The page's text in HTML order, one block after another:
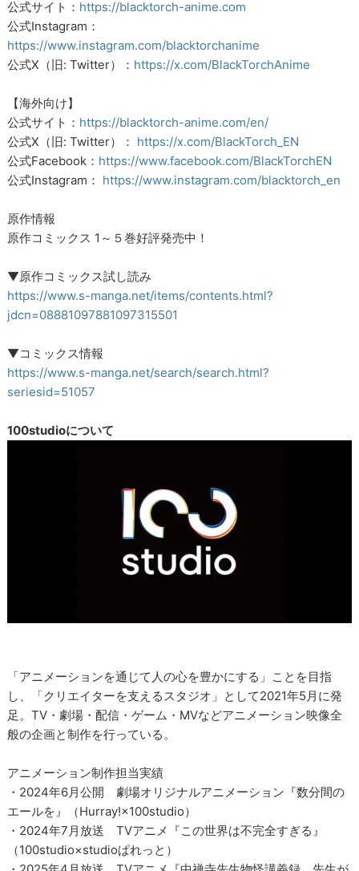
公式サイト： https://blacktorch-anime.com
公式Instagram：
https://www.instagram.com/blacktorchanime
公式X（旧: Twitter）： https://x.com/BlackTorchAnime
【海外向け】
公式サイト： https://blacktorch-anime.com/en/
公式X（旧: Twitter）： https://x.com/BlackTorch_EN
公式Facebook： https://www.facebook.com/BlackTorchEN
公式Instagram： https://www.instagram.com/blacktorch_en
原作情報
原作コミックス 1～５巻好評発売中！
▼原作コミックス試し読み
https://www.s-manga.net/items/contents.html?
jdcn=08881097881097315501
▼コミックス情報
https://www.s-manga.net/search/search.html?
seriesid=51057
100studioについて
「アニメーションを通じて人の心を豊かにする」ことを目指
し、「クリエイターを支えるスタジオ」として2021年5月に発
足。TV・劇場・配信・ゲーム・MVなどアニメーション映像全
般の企画と制作を行っている。
アニメーション制作担当実績
・2024年6月公開 劇場オリジナルアニメーション『数分間の
エールを』（Hurray!×100studio）
・2024年7月放送 TVアニメ『この世界は不完全すぎる』
（100studio×studioぱれっと）